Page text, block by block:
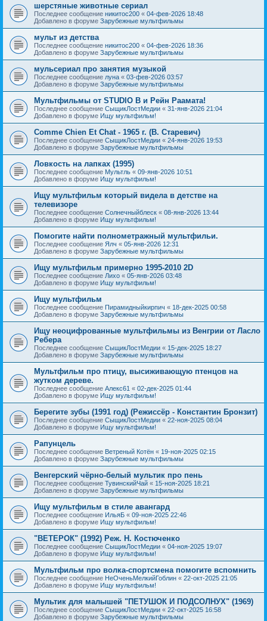
шерстяные животные сериал
Последнее сообщение никитос200 « 04-фев-2026 18:48
Добавлено в форуме Зарубежные мультфильмы
мульт из детства
Последнее сообщение никитос200 « 04-фев-2026 18:36
Добавлено в форуме Зарубежные мультфильмы
мульсериал про занятия музыкой
Последнее сообщение луна « 03-фев-2026 03:57
Добавлено в форуме Зарубежные мультфильмы
Мультфильмы от STUDIO B и Рейн Раамата!
Последнее сообщение СыщикЛостМедии « 31-янв-2026 21:04
Добавлено в форуме Ищу мультфильм!
Comme Chien Et Chat - 1965 г. (В. Старевич)
Последнее сообщение СыщикЛостМедии « 24-янв-2026 19:53
Добавлено в форуме Зарубежные мультфильмы
Ловкость на лапках (1995)
Последнее сообщение Мультль « 09-янв-2026 10:51
Добавлено в форуме Ищу мультфильм!
Ищу мультфильм который видела в детстве на
телевизоре
Последнее сообщение Солнечныйблеск « 08-янв-2026 13:44
Добавлено в форуме Ищу мультфильм!
Помогите найти полнометражный мультфильи.
Последнее сообщение Ялч « 05-янв-2026 12:31
Добавлено в форуме Зарубежные мультфильмы
Ищу мультфильм примерно 1995-2010 2D
Последнее сообщение Лихо « 05-янв-2026 03:48
Добавлено в форуме Ищу мультфильм!
Ищу мультфильм
Последнее сообщение Пирамидныйкирпич « 18-дек-2025 00:58
Добавлено в форуме Зарубежные мультфильмы
Ищу неоцифрованные мультфильмы из Венгрии от Ласло
Ребера
Последнее сообщение СыщикЛостМедии « 15-дек-2025 18:27
Добавлено в форуме Зарубежные мультфильмы
Мультфильм про птицу, высиживающую птенцов на
жутком дереве.
Последнее сообщение Алекс61 « 02-дек-2025 01:44
Добавлено в форуме Ищу мультфильм!
Берегите зубы (1991 год) (Режиссёр - Константин Бронзит)
Последнее сообщение СыщикЛостМедии « 22-ноя-2025 08:04
Добавлено в форуме Ищу мультфильм!
Рапунцель
Последнее сообщение Ветреный Котён « 19-ноя-2025 02:15
Добавлено в форуме Зарубежные мультфильмы
Венгерский чёрно-белый мультик про пень
Последнее сообщение ТувинскийЧай « 15-ноя-2025 18:21
Добавлено в форуме Зарубежные мультфильмы
Ищу мультфильм в стиле авангард
Последнее сообщение ИльяБ « 09-ноя-2025 22:46
Добавлено в форуме Ищу мультфильм!
"ВЕТЕРОК" (1992) Реж. Н. Костюченко
Последнее сообщение СыщикЛостМедии « 04-ноя-2025 19:07
Добавлено в форуме Ищу мультфильм!
Мультфильм про волка-спортсмена помогите вспомнить
Последнее сообщение НеОченьМелкийГоблин « 22-окт-2025 21:05
Добавлено в форуме Ищу мультфильм!
Мультик для малышей "ПЕТУШОК И ПОДСОЛНУХ" (1969)
Последнее сообщение СыщикЛостМедии « 22-окт-2025 16:58
Добавлено в форуме Зарубежные мультфильмы